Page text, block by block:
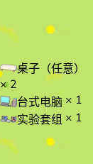
桌子（任意）
× 2
台式电脑 × 1
实验套组 × 1